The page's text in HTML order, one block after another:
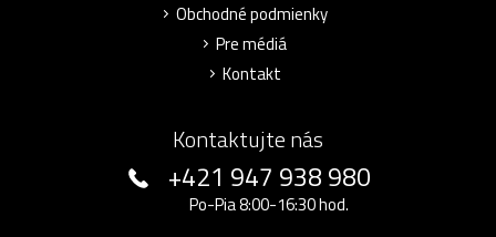
Obchodné podmienky
Pre médiá
Kontakt
Kontaktujte nás
+421 947 938 980
Po-Pia 8:00-16:30 hod.